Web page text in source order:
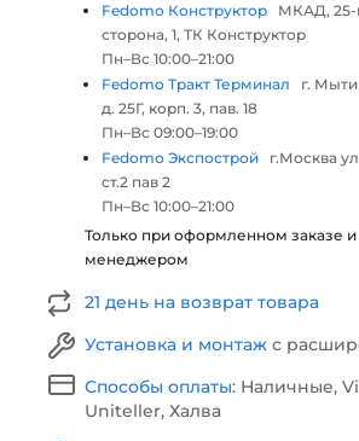
Fedomo Конструктор
МКАД, 25-
сторона, 1, ТК Конструктор
Пн–Вс 10:00–21:00
Fedomo Тракт Терминал
г.
д. 25Г, корп. 3, пав. 18
Пн–Вс 09:00–19:00
Fedomo Экспострой
г.Москва
ст.2 пав 2
Пн–Вс 10:00–21:00
Только при оформленном заказе
менеджером
21 день на возврат товара
Установка и монтаж с
Способы оплаты: Наличные,
Uniteller, Халва